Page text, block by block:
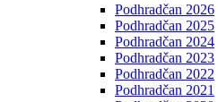
Podhradčan 2026
Podhradčan 2025
Podhradčan 2024
Podhradčan 2023
Podhradčan 2022
Podhradčan 2021